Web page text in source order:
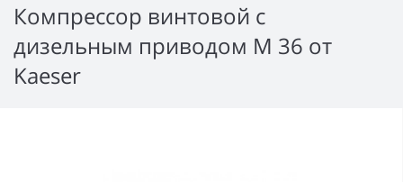
Компрессор винтовой с
дизельным приводом М 36 от
Kaeser